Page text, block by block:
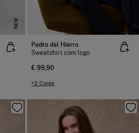
NEW NEW
Pedro del Hierro
Sweatshirt com logo
€ 99,90
+2 Cores